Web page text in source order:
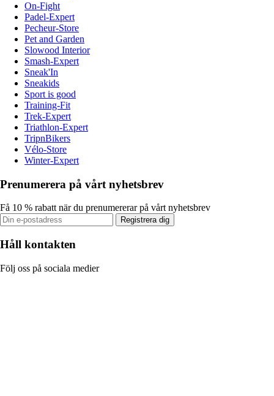
On-Fight
Padel-Expert
Pecheur-Store
Pet and Garden
Slowood Interior
Smash-Expert
Sneak'In
Sneakids
Sport is good
Training-Fit
Trek-Expert
Triathlon-Expert
TripnBikers
Vélo-Store
Winter-Expert
Prenumerera på vårt nyhetsbrev
Få 10 % rabatt när du prenumererar på vårt nyhetsbrev
Registrera dig
Håll kontakten
Följ oss på sociala medier